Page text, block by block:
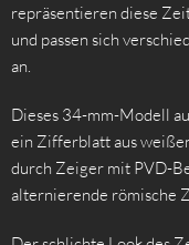
repräsentieren diese
und passen sich
an.
Dieses 34-mm-Modell
ein Zifferblatt aus
durch Zeiger mit PVD-
alternierende römische